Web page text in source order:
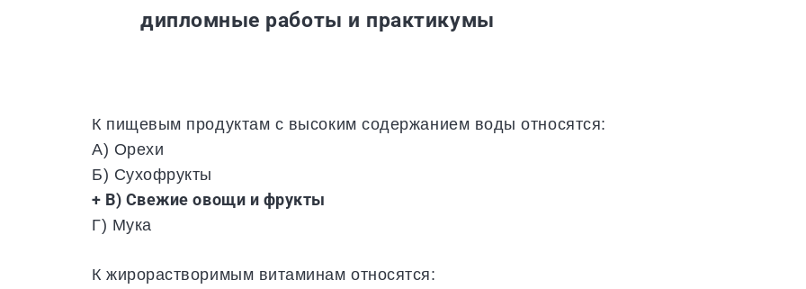
дипломные работы и практикумы
К пищевым продуктам с высоким содержанием воды относятся:
А) Орехи
Б) Сухофрукты
+ В) Свежие овощи и фрукты
Г) Мука
К жирорастворимым витаминам относятся: